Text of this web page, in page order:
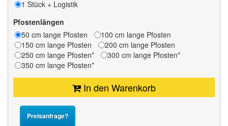
1 Stück + Logistik
Pfostenlängen
50 cm lange Pfosten
100 cm lange Pfosten
150 cm lange Pfosten
200 cm lange Pfosten
250 cm lange Pfosten*
300 cm lange Pfosten*
350 cm lange Pfosten*
In den Warenkorb
Preisanfrage?